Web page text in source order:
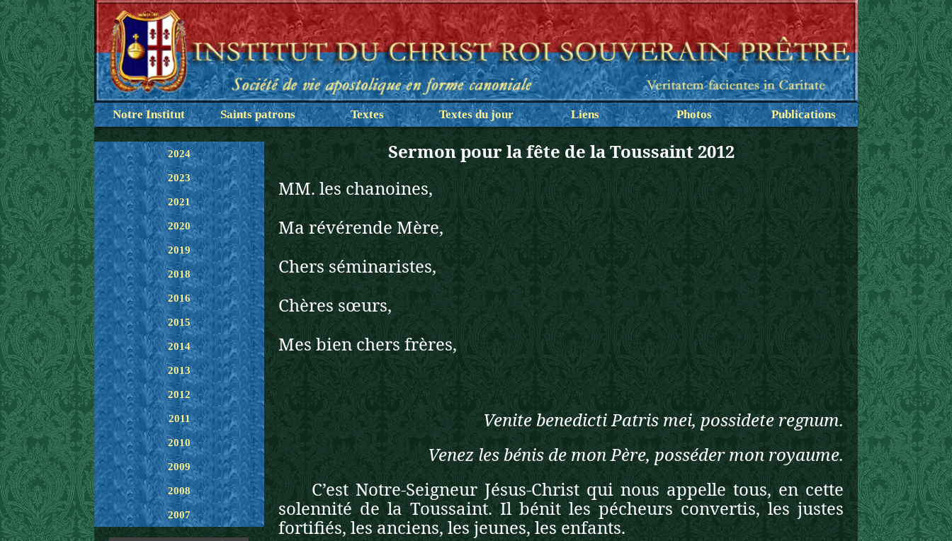
Notre Institut Saints patrons Textes Textes du jour Liens Photos Publications
2024
2023
2021
2020
2019
2018
2016
2015
2014
2013
2012
2011
2010
2009
2008
2007
Sermon pour la fête de la Toussaint 2012
MM. les chanoines,
Ma révérende Mère,
Chers séminaristes,
Chères sœurs,
Mes bien chers frères,
Venite benedicti Patris mei, possidete regnum.
Venez les bénis de mon Père, posséder mon royaume.
C’est Notre-Seigneur Jésus-Christ qui nous appelle tous, en cette
solennité de la Toussaint. Il bénit les pécheurs convertis, les justes
fortifiés, les anciens, les jeunes, les enfants.